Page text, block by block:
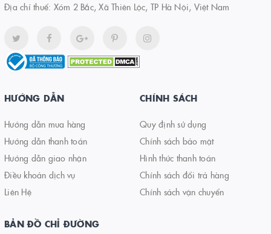
Địa chỉ thuế: Xóm 2 Bắc, Xã Thiên Lộc, TP Hà Nội, Việt Nam
HƯỚNG DẪN
Hướng dẫn mua hàng
Hướng dẫn thanh toán
Hướng dẫn giao nhận
Điều khoản dịch vụ
Liên Hệ
CHÍNH SÁCH
Quy định sử dụng
Chính sách bảo mật
Hình thức thanh toán
Chính sách đổi trả hàng
Chính sách vận chuyển
BẢN ĐỒ CHỈ ĐƯỜNG